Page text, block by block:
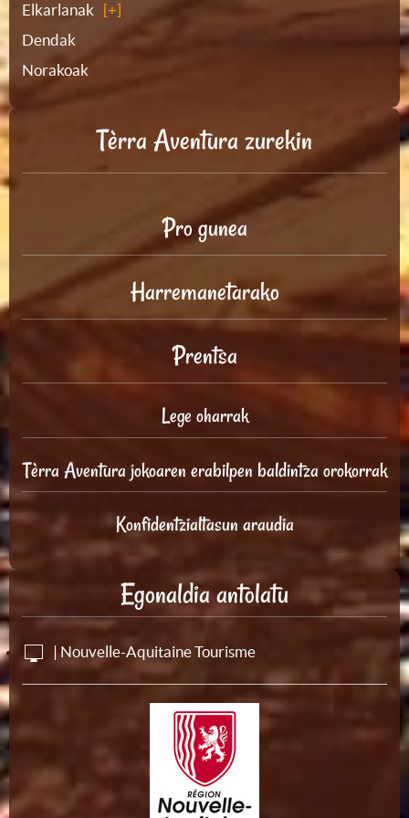
Elkarlanak
Dendak
Norakoak
Tèrra Aventura zurekin
Pro gunea
Harremanetarako
Prentsa
Lege oharrak
Tèrra Aventura jokoaren erabilpen baldintza orokorrak
Konfidentzialtasun araudia
Egonaldia antolatu
| Nouvelle-Aquitaine Tourisme